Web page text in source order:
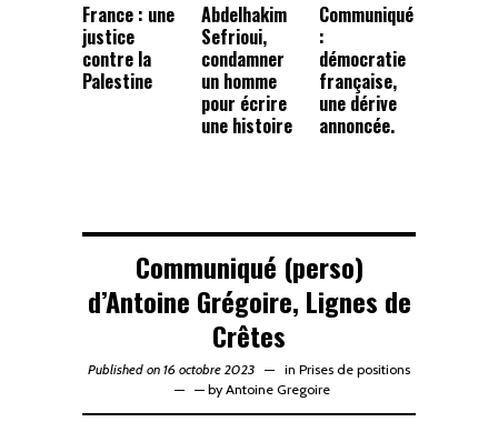
France : une
justice
contre la
Palestine
Abdelhakim
Sefrioui,
condamner
un homme
pour écrire
une histoire
Communiqué
:
démocratie
française,
une dérive
annoncée.
Communiqué (perso)
d’Antoine Grégoire, Lignes de
Crêtes
Published on 16 octobre 2023 in Prises de positions
— by Antoine Gregoire